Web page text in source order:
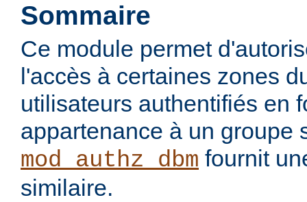
Sommaire
Ce module permet
l'accès à certaines zones
utilisateurs authentifiés en
appartenance à un groupe
mod_authz_dbm fournit
similaire.